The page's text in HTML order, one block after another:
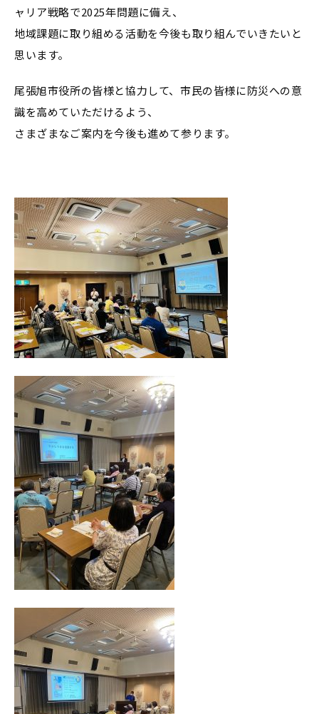
ャリア戦略で2025年問題に備え、
地域課題に取り組める活動を今後も取り組んでいきたいと
思います。
尾張旭市役所の皆様と協力して、市民の皆様に防災への意
識を高めていただけるよう、
さまざまなご案内を今後も進めて参ります。